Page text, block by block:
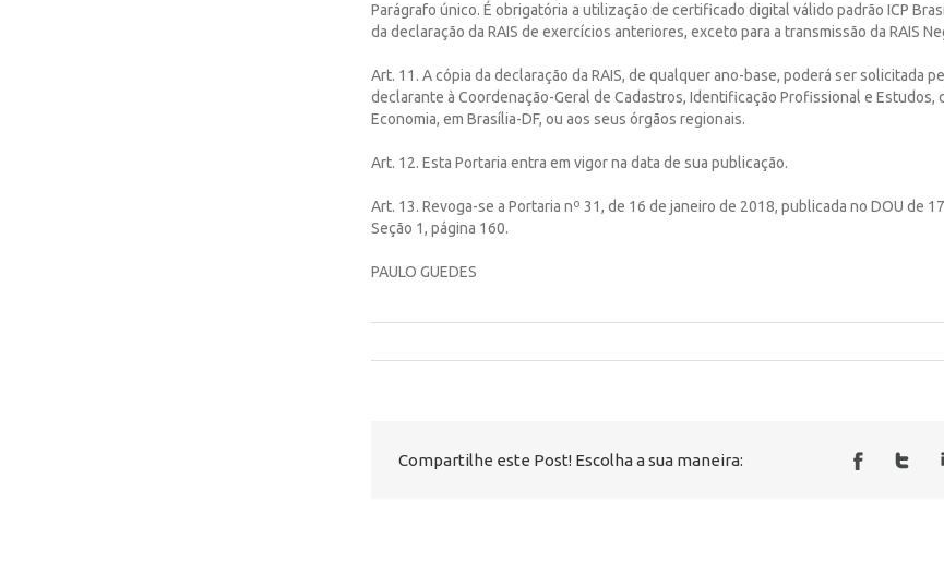
Parágrafo único. É obrigatória a utilização de certificado digital válido padrão ICP
da declaração da RAIS de exercícios anteriores, exceto para a transmissão da RAIS
Art. 11. A cópia da declaração da RAIS, de qualquer ano-base, poderá ser solicitada
declarante à Coordenação-Geral de Cadastros, Identificação Profissional e Estudos,
Economia, em Brasília-DF, ou aos seus órgãos regionais.
Art. 12. Esta Portaria entra em vigor na data de sua publicação.
Art. 13. Revoga-se a Portaria nº 31, de 16 de janeiro de 2018, publicada no DOU de
Seção 1, página 160.
PAULO GUEDES
Compartilhe este Post! Escolha a sua maneira: